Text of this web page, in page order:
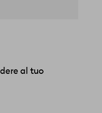
al tuo